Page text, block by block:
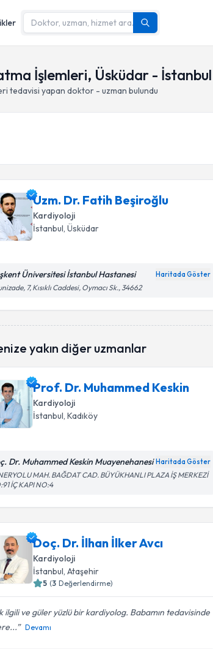
İşlemleri, Üsküdar - İstanbul
tedavisi yapan doktor - uzman bulundu
Uzm. Dr. Fatih Beşiroğlu
Kardiyoloji
İstanbul, Üsküdar
Üniversitesi İstanbul Hastanesi Haritada Göster
7, Kısıklı Caddesi, Oymacı Sk., 34662
yakın diğer uzmanlar
Prof. Dr. Muhammed Keskin
Kardiyoloji
İstanbul, Kadıköy
Dr. Muhammed Keskin Muayenehanesi Haritada Göster
MAH. BAĞDAT CAD. BÜYÜKHANLI PLAZA İŞ MERKEZİ
İÇ KAPI NO:4
Doç. Dr. İlhan İlker Avcı
Kardiyoloji
İstanbul, Ataşehir
5 (3 Değerlendirme)
ilgili ve güler yüzlü bir kardiyolog. Babamın tedavisinde
Devamı